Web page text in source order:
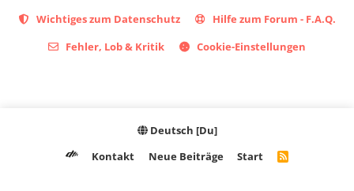
Wichtiges zum Datenschutz
Hilfe zum Forum - F.A.Q.
Fehler, Lob & Kritik
Cookie-Einstellungen
Deutsch [Du]
Kontakt
Neue Beiträge Start
R